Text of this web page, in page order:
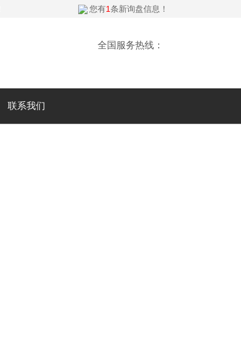
您有1条新询盘信息！
全国服务热线：
联系我们